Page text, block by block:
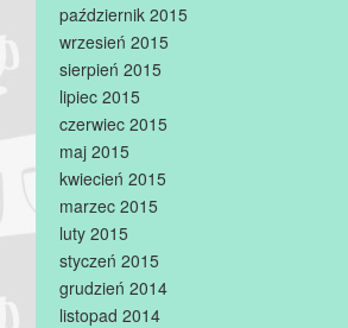
październik 2015
wrzesień 2015
sierpień 2015
lipiec 2015
czerwiec 2015
maj 2015
kwiecień 2015
marzec 2015
luty 2015
styczeń 2015
grudzień 2014
listopad 2014